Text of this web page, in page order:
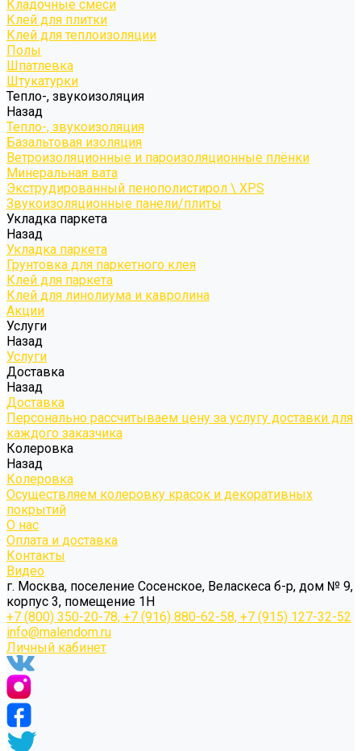
Кладочные смеси
Клей для плитки
Клей для теплоизоляции
Полы
Шпатлевка
Штукатурки
Тепло-, звукоизоляция
Назад
Тепло-, звукоизоляция
Базальтовая изоляция
Ветроизоляционные и пароизоляционные плёнки
Минеральная вата
Экструдированный пенополистирол \ XPS
Звукоизоляционные панели/плиты
Укладка паркета
Назад
Укладка паркета
Грунтовка для паркетного клея
Клей для паркета
Клей для линолиума и кавролина
Акции
Услуги
Назад
Услуги
Доставка
Назад
Доставка
Персонально рассчитываем цену за услугу доставки для
каждого заказчика
Колеровка
Назад
Колеровка
Осуществляем колеровку красок и декоративных
покрытий
О нас
Оплата и доставка
Контакты
Видео
г. Москва, поселение Сосенское, Веласкеса б-р, дом № 9,
корпус 3, помещение 1Н
+7 (800) 350-20-78, +7 (916) 880-62-58, +7 (915) 127-32-52
info@malendom.ru
Личный кабинет